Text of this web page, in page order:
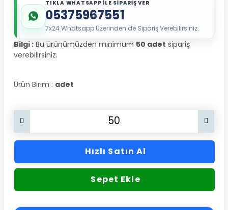
TIKLA WHATSAPP İLE SİPARİŞ VER
05375967551
7x24 Whatsapp Üzerinden de Sipariş Verebilirsiniz.
Bilgi : Bu ürünümüzden minimum 50 adet sipariş
verebilirsiniz.
Ürün Birim : adet
Hızlı Satın Al
Sepet Ekle